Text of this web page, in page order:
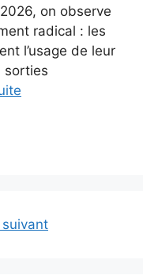
on observe
radical : les
l’usage de leur
sorties
suivant